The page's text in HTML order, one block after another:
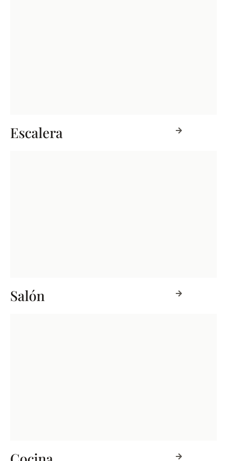
Escalera
Salón